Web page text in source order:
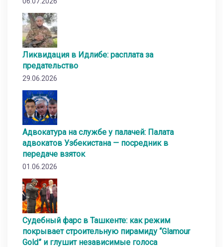
Ликвидация в Идлибе: расплата за
предательство
29.06.2026
Адвокатура на службе у палачей: Палата
адвокатов Узбекистана — посредник в
передаче взяток
01.06.2026
Судебный фарс в Ташкенте: как режим
покрывает строительную пирамиду “Glamour
Gold” и глушит независимые голоса